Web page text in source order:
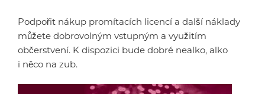
Podpořit nákup promítacích licencí a další náklady
můžete dobrovolným vstupným a využitím
občerstvení. K dispozici bude dobré nealko, alko
i něco na zub.